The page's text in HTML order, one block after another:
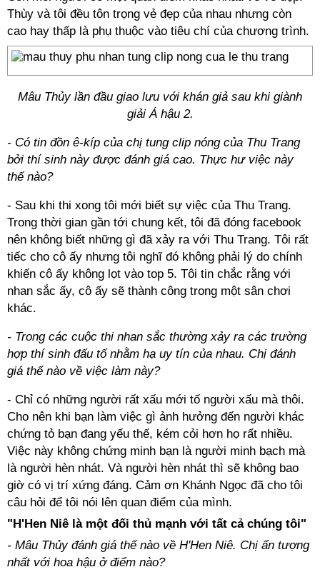
Thùy và tôi đều tôn trọng vẻ đẹp của nhau nhưng còn
cao hay thấp là phụ thuộc vào tiêu chí của chương trình.
Mâu Thủy lần đầu giao lưu với khán giả sau khi giành
giải Á hậu 2.
- Có tin đồn ê-kíp của chị tung clip nóng của Thu Trang
bởi thí sinh này được đánh giá cao. Thực hư việc này
thế nào?
- Sau khi thi xong tôi mới biết sự việc của Thu Trang.
Trong thời gian gần tới chung kết, tôi đã đóng facebook
nên không biết những gì đã xảy ra với Thu Trang. Tôi rất
tiếc cho cô ấy nhưng tôi nghĩ đó không phải lý do chính
khiến cô ấy không lọt vào top 5. Tôi tin chắc rằng với
nhan sắc ấy, cô ấy sẽ thành công trong một sân chơi
khác.
- Trong các cuộc thi nhan sắc thường xảy ra các trường
hợp thí sinh đấu tố nhằm hạ uy tín của nhau. Chị đánh
giá thế nào về việc làm này?
- Chỉ có những người rất xấu mới tố người xấu mà thôi.
Cho nên khi bạn làm việc gì ảnh hưởng đến người khác
chứng tỏ bạn đang yếu thế, kém cỏi hơn họ rất nhiều.
Việc này không chứng minh bạn là người minh bạch mà
là người hèn nhát. Và người hèn nhát thì sẽ không bao
giờ có vị trí xứng đáng. Cảm ơn Khánh Ngọc đã cho tôi
câu hỏi để tôi nói lên quan điểm của mình.
"H'Hen Niê là một đối thủ mạnh với tất cả chúng tôi"
- Mâu Thủy đánh giá thế nào về H'Hen Niê. Chị ấn tượng
nhất với hoa hậu ở điểm nào?